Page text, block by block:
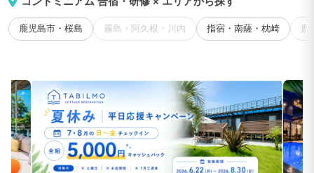
鹿児島市・桜島 霧島・阿久根・川内 指宿・南薩・枕崎 鹿